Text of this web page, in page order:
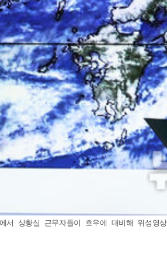
상황실 근무자들이 호우에 대비해 위성영